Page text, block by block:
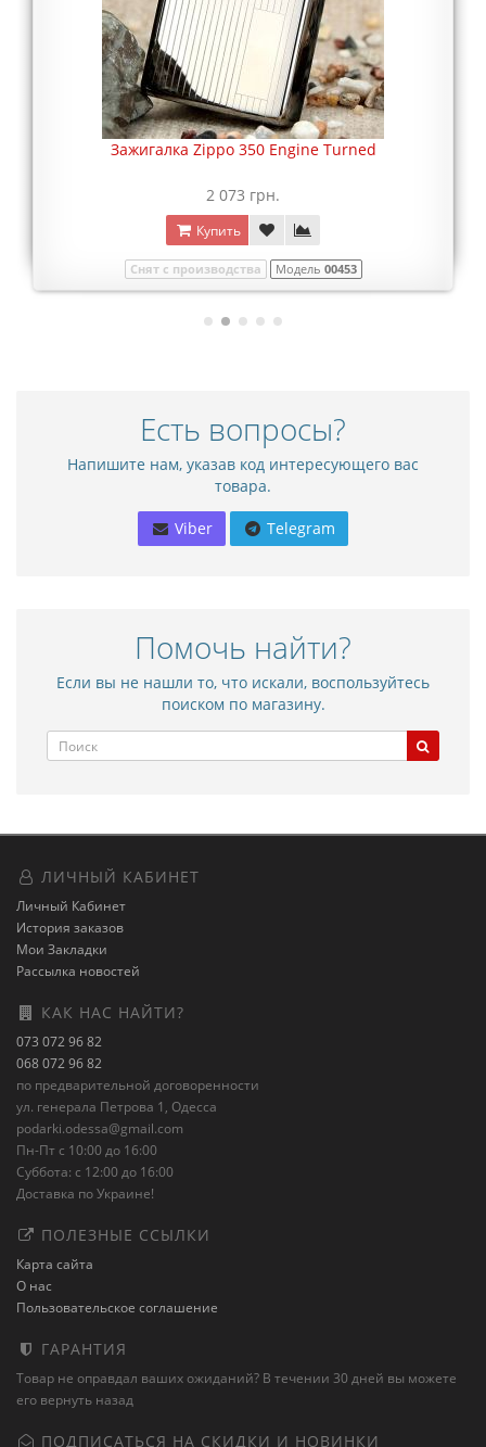
Зажигалка Zippo 350 Engine Turned
2 073 грн.
Купить
Снят с производства Модель 00453
Есть вопросы?
Напишите нам, указав код интересующего вас
товара.
Viber Telegram
Помочь найти?
Если вы не нашли то, что искали, воспользуйтесь
поиском по магазину.
ЛИЧНЫЙ КАБИНЕТ
Личный Кабинет
История заказов
Мои Закладки
Рассылка новостей
КАК НАС НАЙТИ?
073 072 96 82
068 072 96 82
по предварительной договоренности
ул. генерала Петрова 1, Одесса
podarki.odessa@gmail.com
Пн-Пт с 10:00 до 16:00
Суббота: с 12:00 до 16:00
Доставка по Украине!
ПОЛЕЗНЫЕ ССЫЛКИ
Карта сайта
О нас
Пользовательское соглашение
ГАРАНТИЯ
Товар не оправдал ваших ожиданий? В течении 30 дней вы можете
его вернуть назад
ПОДПИСАТЬСЯ НА СКИДКИ И НОВИНКИ